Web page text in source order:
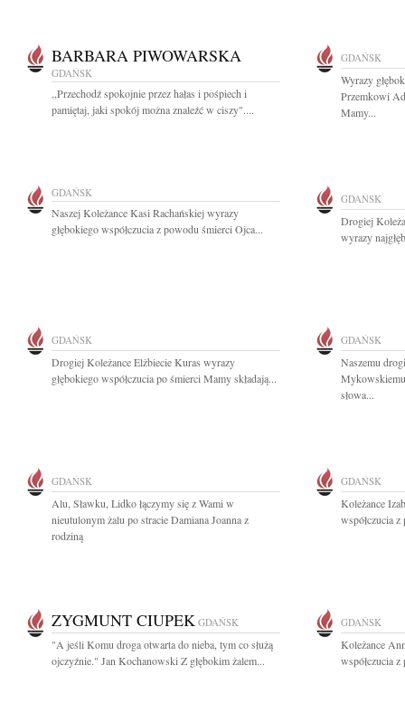
BARBARA PIWOWARSKA
GDAŃSK
,,Przechodź spokojnie przez hałas i pośpiech i
pamiętaj, jaki spokój można znaleźć w ciszy"....
GDAŃSK
Wyrazy
Przemkowi
Mamy...
GDAŃSK
Naszej Koleżance Kasi Rachańskiej wyrazy
głębokiego współczucia z powodu śmierci Ojca...
GDAŃSK
Drogiej
wyrazy
GDAŃSK
Drogiej Koleżance Elżbiecie Kuras wyrazy
głębokiego współczucia po śmierci Mamy składają...
GDAŃSK
Naszemu
słowa...
GDAŃSK
Alu, Sławku, Lidko łączymy się z Wami w
nieutulonym żalu po stracie Damiana Joanna z
rodziną
GDAŃSK
Koleżance
współczucia
ZYGMUNT CIUPEK GDAŃSK
"A jeśli Komu droga otwarta do nieba, tym co służą
ojczyźnie." Jan Kochanowski Z głębokim żalem...
GDAŃSK
Koleżance
współczucia